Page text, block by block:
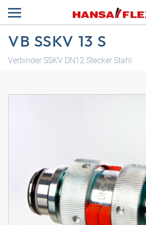
VB SSKV 13 S
Verbinder SSKV DN12 Stecker Stahl